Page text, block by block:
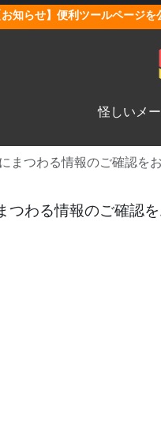
お知らせ】便利ツールページ
怪しいメ
まつわる情報のご確認を
つわる情報のご確認